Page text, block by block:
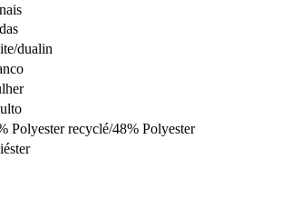
dualin
Polyester recyclé/48% Polyester